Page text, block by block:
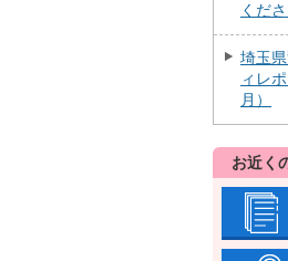
くだ
埼玉
ィレ
月）
お近く